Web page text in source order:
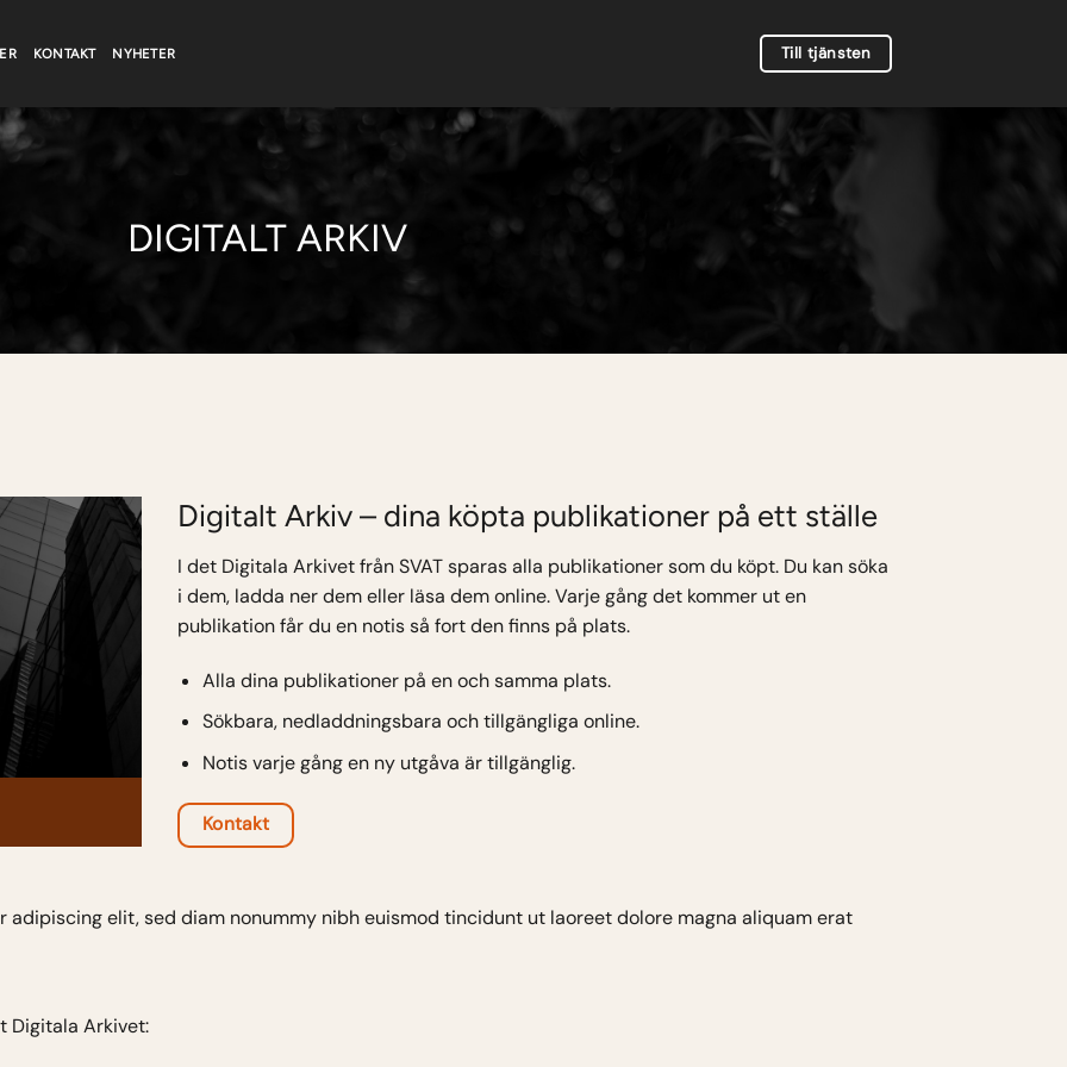
KONTAKT NYHETER Till tjänsten
DIGITALT ARKIV
Digitalt Arkiv – dina köpta publikationer på ett ställe
I det Digitala Arkivet från SVAT sparas alla publikationer som du köpt. Du kan söka
i dem, ladda ner dem eller läsa dem online. Varje gång det kommer ut en
publikation får du en notis så fort den finns på plats.
Alla dina publikationer på en och samma plats.
Sökbara, nedladdningsbara och tillgängliga online.
Notis varje gång en ny utgåva är tillgänglig.
Kontakt
adipiscing elit, sed diam nonummy nibh euismod tincidunt ut laoreet dolore magna aliquam erat
Digitala Arkivet: